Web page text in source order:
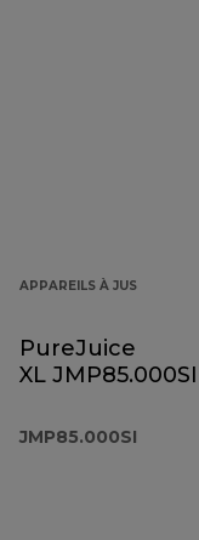
APPAREILS À JUS
PureJuice
XL JMP85.000SI
JMP85.000SI